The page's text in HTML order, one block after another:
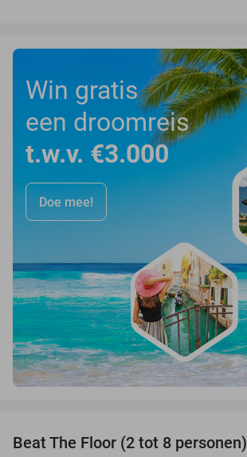
Win gratis
een droomreis
t.w.v. €3.000
Doe mee!
Beat The Floor (2 tot 8